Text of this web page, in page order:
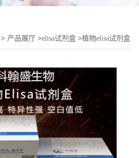
> 产品展厅 >elisa试剂盒 >植物elisa试剂盒